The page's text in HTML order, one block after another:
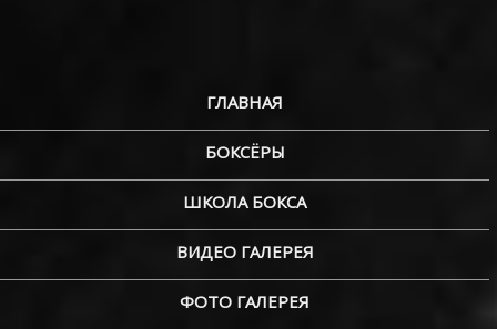
ГЛАВНАЯ
БОКСЁРЫ
ШКОЛА БОКСА
ВИДЕО ГАЛЕРЕЯ
ФОТО ГАЛЕРЕЯ